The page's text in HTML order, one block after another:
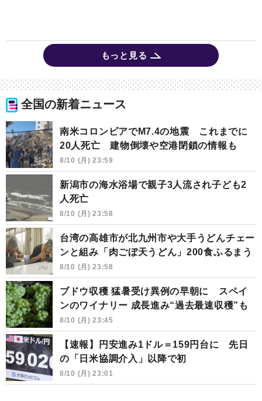
もっと見る
全国の新着ニュース
南米コロンビアでM7.4の地震 これまでに
20人死亡 建物倒壊や空港閉鎖の情報も
8/10 (月) 23:59
新潟市の海水浴場で親子3人流され子ども2
人死亡
8/10 (月) 23:58
台湾の高雄市が北九州市や大手うどんチェー
ンと組み「肉ごぼ天うどん」200食ふるまう
8/10 (月) 23:58
ブドウ収穫 猛暑受け異例の早朝に スペイ
ンのワイナリー 成長進み“過去最速収穫”も
8/10 (月) 23:45
【速報】円安進み1ドル＝159円台に 先日
の「日米協調介入」以降で初
8/10 (月) 23:01